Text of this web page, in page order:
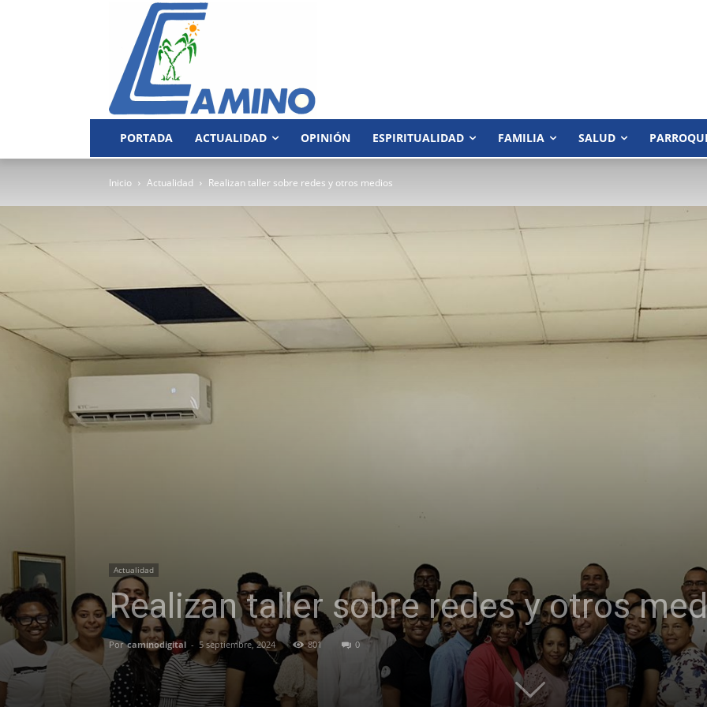
PORTADA ACTUALIDAD OPINIÓN ESPIRITUALIDAD FAMILIA SALUD
Inicio Actualidad Realizan taller sobre redes y otros medios
Actualidad
Realizan taller sobre redes y otros
Por caminodigital - 5 septiembre, 2024 801 0